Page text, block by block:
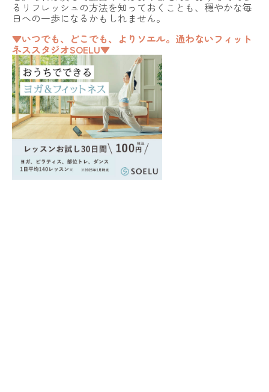
るリフレッシュの方法を知っておくことも、穏やかな毎
日への一歩になるかもしれません。
▼いつでも、どこでも、よりソエル。通わないフィット
ネススタジオSOELU▼